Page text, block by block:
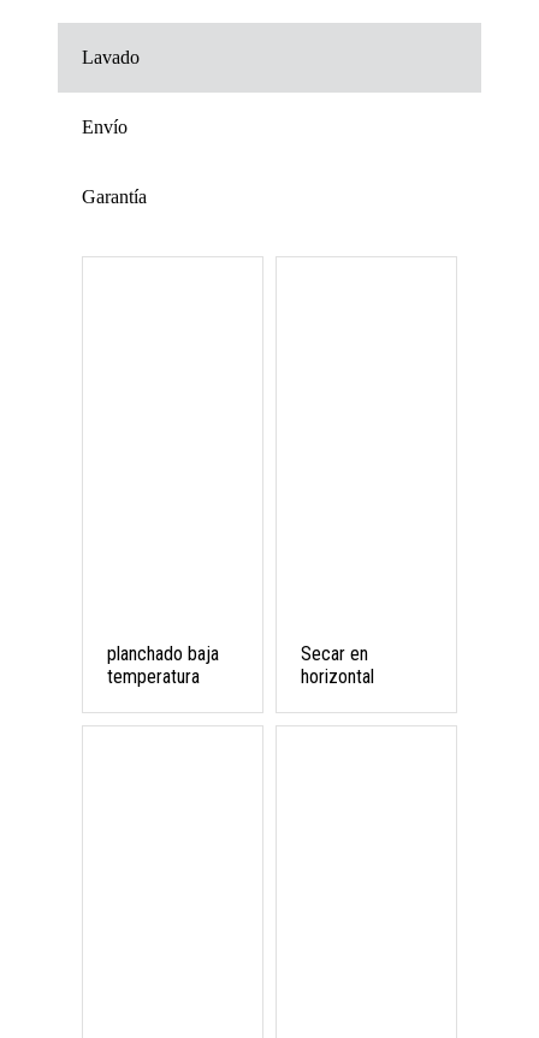
Lavado
Envío
Garantía
planchado baja
temperatura
Secar en
horizontal